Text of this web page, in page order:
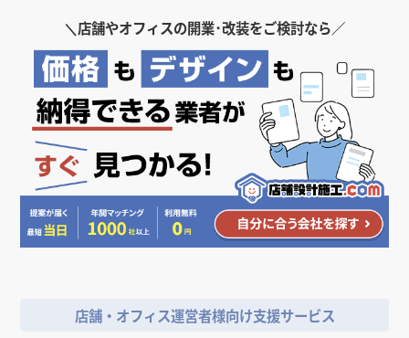
＼店舗やオフィスの開業･改装をご検討なら／
店舗・オフィス運営者様向け支援サービス